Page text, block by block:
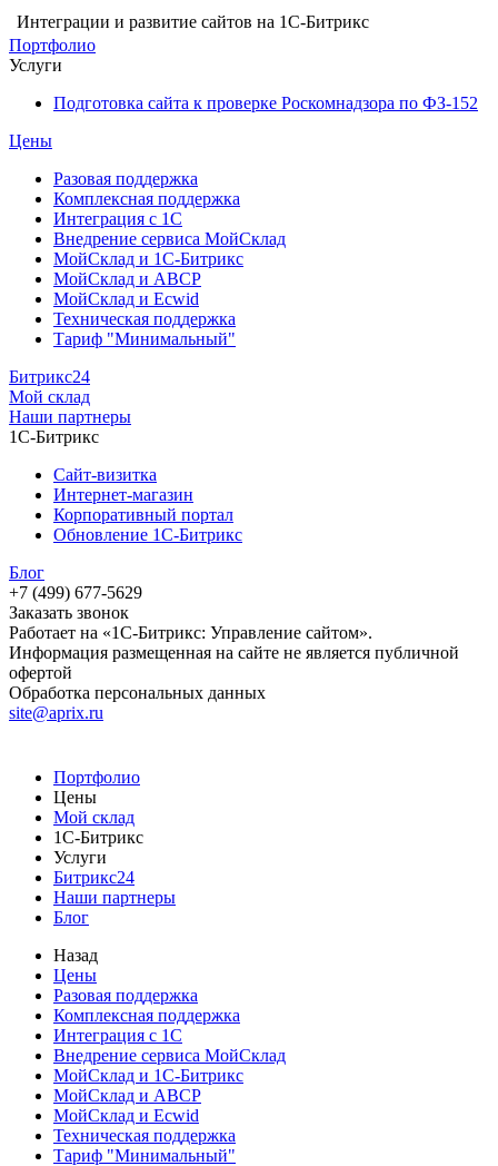
Интеграции и развитие сайтов на 1С-Битрикс
Портфолио
Услуги
Подготовка сайта к проверке Роскомнадзора по ФЗ-152
Цены
Разовая поддержка
Комплексная поддержка
Интеграция с 1С
Внедрение сервиса МойСклад
МойСклад и 1С-Битрикс
МойСклад и ABCP
МойСклад и Ecwid
Техническая поддержка
Тариф "Минимальный"
Битрикс24
Мой склад
Наши партнеры
1С-Битрикс
Сайт-визитка
Интернет-магазин
Корпоративный портал
Обновление 1С-Битрикс
Блог
+7 (499) 677-5629
Заказать звонок
Работает на «1С-Битрикс: Управление сайтом».
Информация размещенная на сайте не является публичной
офертой
Обработка персональных данных
site@aprix.ru
Портфолио
Цены
Мой склад
1С-Битрикс
Услуги
Битрикс24
Наши партнеры
Блог
Назад
Цены
Разовая поддержка
Комплексная поддержка
Интеграция с 1С
Внедрение сервиса МойСклад
МойСклад и 1С-Битрикс
МойСклад и ABCP
МойСклад и Ecwid
Техническая поддержка
Тариф "Минимальный"